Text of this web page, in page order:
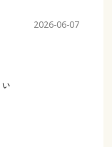
2026-06-07